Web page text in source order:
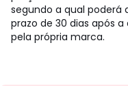
segundo a qual poderá
prazo de 30 dias após
pela própria marca.